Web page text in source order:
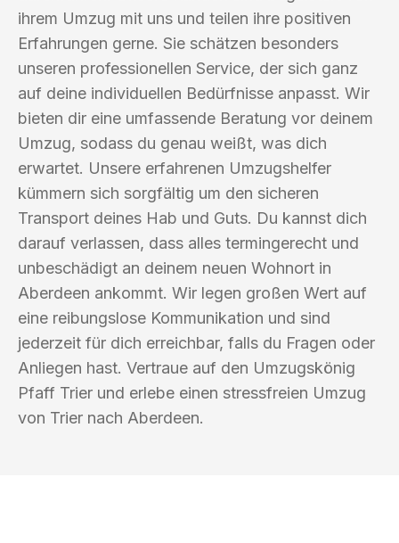
ihrem Umzug mit uns und teilen ihre positiven
Erfahrungen gerne. Sie schätzen besonders
unseren professionellen Service, der sich ganz
auf deine individuellen Bedürfnisse anpasst. Wir
bieten dir eine umfassende Beratung vor deinem
Umzug, sodass du genau weißt, was dich
erwartet. Unsere erfahrenen Umzugshelfer
kümmern sich sorgfältig um den sicheren
Transport deines Hab und Guts. Du kannst dich
darauf verlassen, dass alles termingerecht und
unbeschädigt an deinem neuen Wohnort in
Aberdeen ankommt. Wir legen großen Wert auf
eine reibungslose Kommunikation und sind
jederzeit für dich erreichbar, falls du Fragen oder
Anliegen hast. Vertraue auf den Umzugskönig
Pfaff Trier und erlebe einen stressfreien Umzug
von Trier nach Aberdeen.